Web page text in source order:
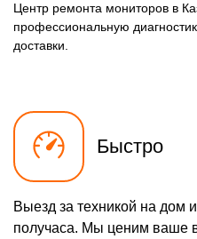
Центр ремонта мониторов в
профессиональную
доставки.
Быстро
Выезд за техникой на дом
получаса. Мы ценим ваше